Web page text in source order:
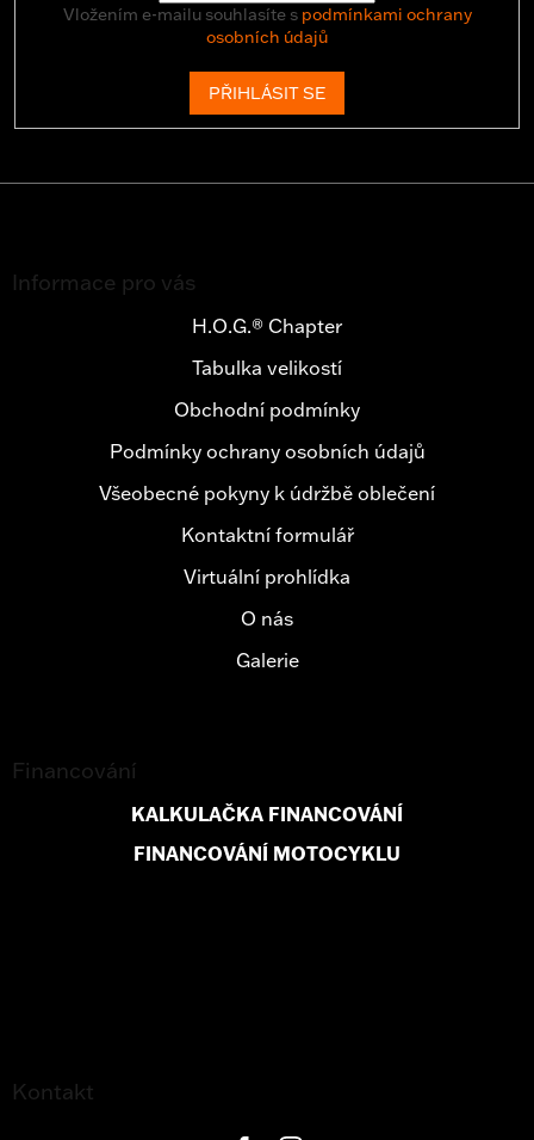
Vložením e-mailu souhlasíte s podmínkami ochrany
osobních údajů
PŘIHLÁSIT SE
Kontakt
Informace pro vás
H.O.G.® Chapter
Tabulka velikostí
Obchodní podmínky
Podmínky ochrany osobních údajů
Všeobecné pokyny k údržbě oblečení
Kontaktní formulář
Virtuální prohlídka
O nás
Galerie
Financování
KALKULAČKA FINANCOVÁNÍ
FINANCOVÁNÍ MOTOCYKLU